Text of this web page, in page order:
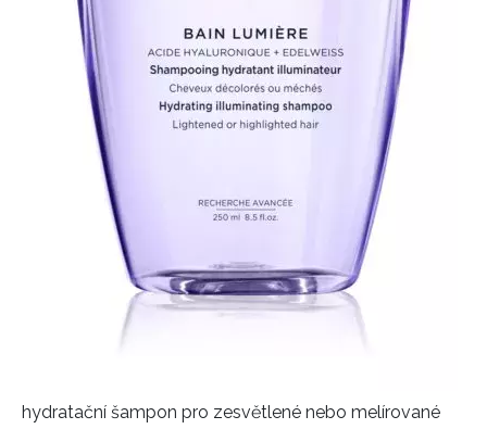
hydratační šampon pro zesvětlené nebo melírované